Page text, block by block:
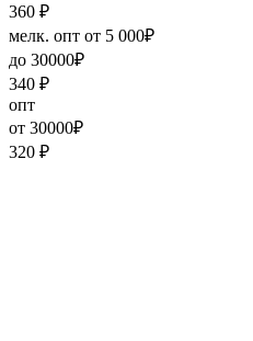
360 ₽
мелк. опт от 5 000₽
до 30000₽
340 ₽
опт
от 30000₽
320 ₽